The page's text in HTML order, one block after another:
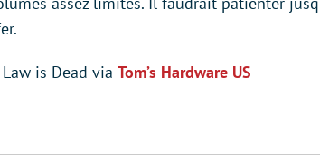
Law is Dead via Tom’s Hardware US